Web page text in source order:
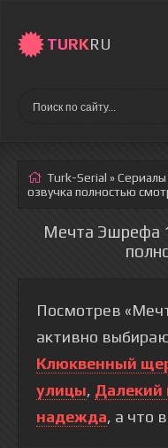
TURKRU
Turk-Serial »
озвучка полностью
Мечта Эшрефа
Посмотрев
активно
Клюквенный
улицы, Далекий
надежда, а что